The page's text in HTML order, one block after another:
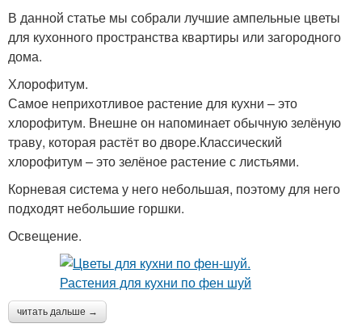
В данной статье мы собрали лучшие ампельные цветы
для кухонного пространства квартиры или загородного
дома.
Хлорофитум.
Самое неприхотливое растение для кухни – это
хлорофитум. Внешне он напоминает обычную зелёную
траву, которая растёт во дворе.Классический
хлорофитум – это зелёное растение с листьями.
Корневая система у него небольшая, поэтому для него
подходят небольшие горшки.
Освещение.
читать дальше →